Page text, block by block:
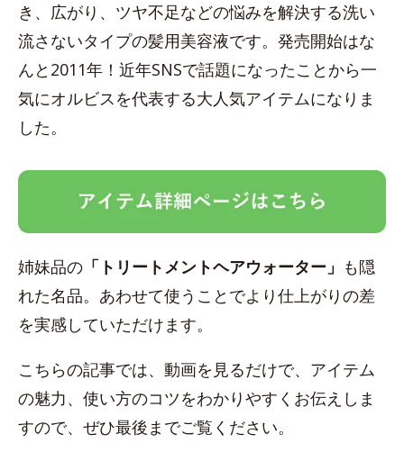
き、広がり、ツヤ不足などの悩みを解決する洗い
流さないタイプの髪用美容液です。発売開始はな
んと2011年！近年SNSで話題になったことから一
気にオルビスを代表する大人気アイテムになりま
した。
姉妹品の 「トリートメントヘアウォーター」 も隠
れた名品。あわせて使うことでより仕上がりの差
を実感していただけます。
こちらの記事では、動画を見るだけで、アイテム
の魅力、使い方のコツをわかりやすくお伝えしま
すので、ぜひ最後までご覧ください。